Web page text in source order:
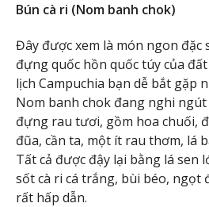
Bún cà ri (Nom banh chok)
Đây được xem là món ngon đặc
đựng quốc hồn quốc túy của
lịch Campuchia bạn dễ bắt gặp
Nom banh chok đang nghi
đựng rau tươi, gồm hoa chuối,
đũa, cần ta, một ít rau thơm, lá
Tất cả được đậy lại bằng lá sen
sốt cà ri cá trắng, bùi béo, ngọt
rất hấp dẫn.